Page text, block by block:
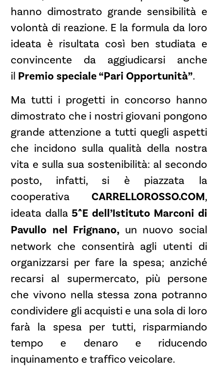
hanno dimostrato grande sensibilità e
volontà di reazione. E la formula da loro
ideata è risultata così ben studiata e
convincente da aggiudicarsi anche
il Premio speciale “Pari Opportunità”.
Ma tutti i progetti in concorso hanno
dimostrato che i nostri giovani pongono
grande attenzione a tutti quegli aspetti
che incidono sulla qualità della nostra
vita e sulla sua sostenibilità: al secondo
posto, infatti, si è piazzata la
cooperativa CARRELLOROSSO.COM,
ideata dalla5^E dell’Istituto Marconi di
Pavullo nel Frignano, un nuovo social
network che consentirà agli utenti di
organizzarsi per fare la spesa; anziché
recarsi al supermercato, più persone
che vivono nella stessa zona potranno
condividere gli acquisti e una sola di loro
farà la spesa per tutti, risparmiando
tempo e denaro e riducendo
inquinamento e traffico veicolare.